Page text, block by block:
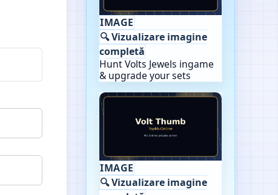
IMAGE
🔍 Vizualizare imagine
completă
Hunt Volts Jewels ingame
& upgrade your sets
IMAGE
🔍 Vizualizare imagine